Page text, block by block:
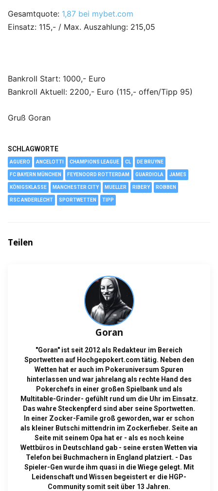
Gesamtquote: 1,87 bei mybet.com
Einsatz: 115,- / Max. Auszahlung: 215,05
Bankroll Start: 1000,- Euro
Bankroll Aktuell: 2200,- Euro (115,- offen/Tipp 95)
Gruß Goran
SCHLAGWORTE
AGUERO ANCELOTTI CHAMPIONS LEAGUE CL DE BRUYNE
FC BAYERN MÜNCHEN FEYENOORD ROTTERDAM GUARDIOLA JAMES
KÖNIGSKLASSE MANCHESTER CITY MUELLER RIBERY ROBBEN
RSC ANDERLECHT SPORTWETTEN TIPP
Teilen
Goran
"Goran" ist seit 2012 als Redakteur im Bereich
Sportwetten auf Hochgepokert.com tätig. Neben den
Wetten hat er auch im Pokeruniversum Spuren
hinterlassen und war jahrelang als rechte Hand des
Pokerchefs in einer großen Spielbank und als
Multitable-Grinder- gefühlt rund um die Uhr im Einsatz.
Das wahre Steckenpferd sind aber seine Sportwetten.
In einer Zocker-Famile groß geworden, war er schon
als kleiner Butschi mittendrin im Zockerfieber. Seite an
Seite mit seinem Opa hat er - als es noch keine
Wettbüros in Deutschland gab - seine ersten Wetten via
Telefon bei Buchmachern in England platziert. - Das
Spieler-Gen wurde ihm quasi in die Wiege gelegt. Mit
Leidenschaft und Wissen begeistert er die HGP-
Community somit seit über 13 Jahren.